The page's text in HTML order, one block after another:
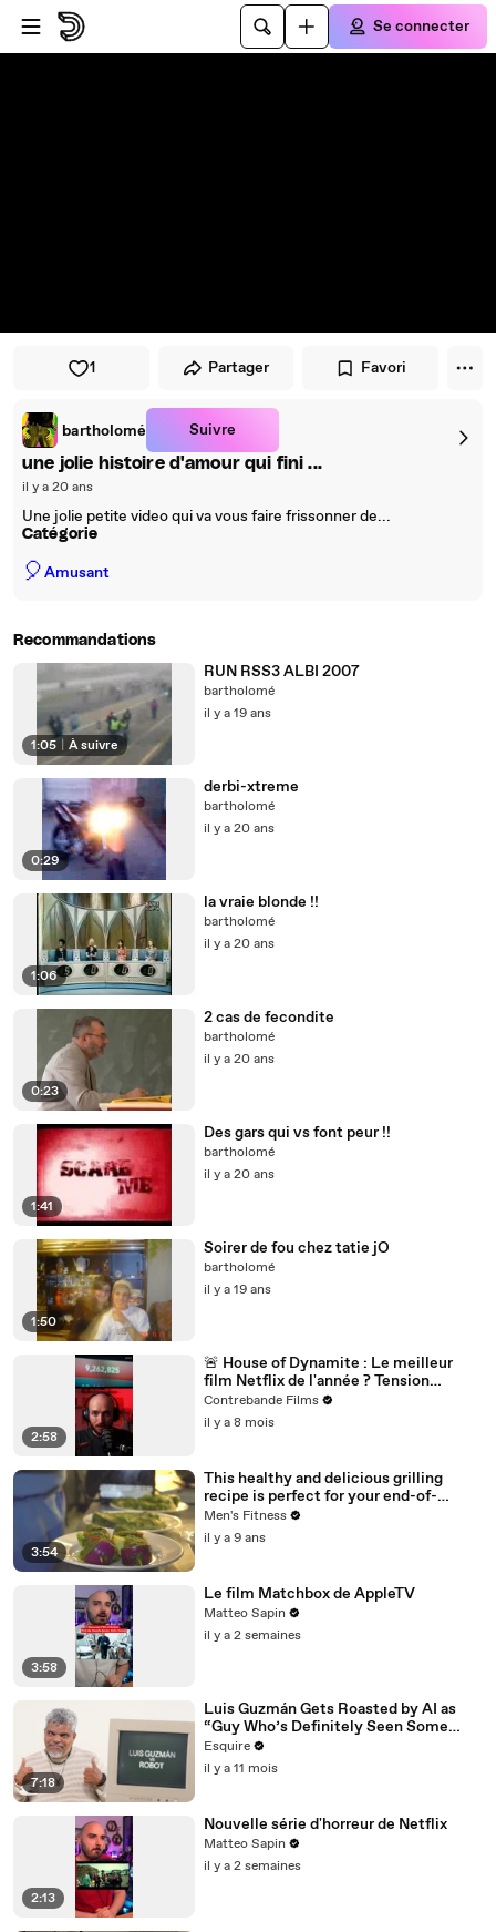
Passer au player
Passer au contenu principal
Se connecter
1 Partager Favori
bartholomé Suivre
une jolie histoire d'amour qui fini ...
il y a 20 ans
Une jolie petite video qui va vous faire frissonner de...
Catégorie
🎈Amusant
Recommandations
1:05 À suivre
RUN RSS3 ALBI 2007
bartholomé
il y a 19 ans
0:29
derbi-xtreme
bartholomé
il y a 20 ans
1:06
la vraie blonde !!
bartholomé
il y a 20 ans
0:23
2 cas de fecondite
bartholomé
il y a 20 ans
1:41
Des gars qui vs font peur !!
bartholomé
il y a 20 ans
1:50
Soirer de fou chez tatie jO
bartholomé
il y a 19 ans
2:58
🚨 House of Dynamite : Le meilleur
film Netflix de l'année ? Tension
nucléaire et décision impossible 🎬
Contrebande Films
il y a 8 mois
3:54
This healthy and delicious grilling
recipe is perfect for your end-of-
summer BBQ
Men's Fitness
il y a 9 ans
3:58
Le film Matchbox de AppleTV
Matteo Sapin
il y a 2 semaines
7:18
Luis Guzmán Gets Roasted by AI as
“Guy Who’s Definitely Seen Some
Things” | Esquire
Esquire
il y a 11 mois
2:13
Nouvelle série d'horreur de Netflix
Matteo Sapin
il y a 2 semaines